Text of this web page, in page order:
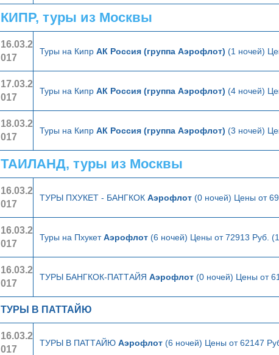
КИПР, туры из Москвы
16.03.2
017
Туры на Кипр АК Россия (группа Аэрофлот) (1 ночей)
17.03.2
017
Туры на Кипр АК Россия (группа Аэрофлот) (4 ночей)
18.03.2
017
Туры на Кипр АК Россия (группа Аэрофлот) (3 ночей)
ТАИЛАНД, туры из Москвы
16.03.2
017
ТУРЫ ПХУКЕТ - БАНГКОК Аэрофлот (0 ночей) Цены от
16.03.2
017
Туры на ПхукетАэрофлот (6 ночей) Цены от 72913 Руб.
16.03.2
017
ТУРЫ БАНГКОК-ПАТТАЙЯ Аэрофлот (0 ночей) Цены от
ТУРЫ В ПАТТАЙЮ
16.03.2
017
ТУРЫ В ПАТТАЙЮ Аэрофлот (6 ночей) Цены от 62147